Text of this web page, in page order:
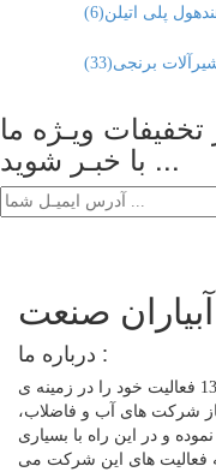
(6)
(33)
ویـژه ما
با خبـر شوید ...
آبیاران صنعت
درباره ما :
شرکت آبیاران صنعت سنگان از سال 1384 فعالیت خود را در زمینه ی
شرکت های آب و فاضلاب،
و در این راه با بسیاری
فعالیت های این شرکت می